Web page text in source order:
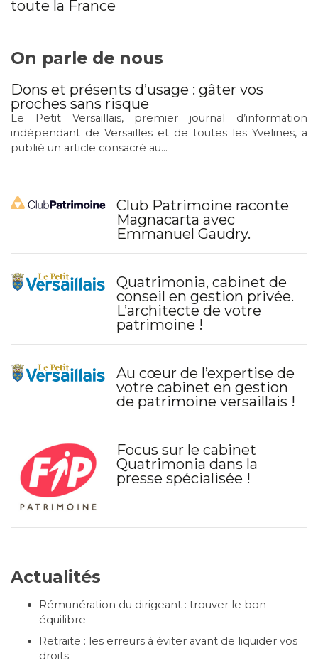
toute la France
On parle de nous
Dons et présents d’usage : gâter vos
proches sans risque
Le Petit Versaillais, premier journal d’information
indépendant de Versailles et de toutes les Yvelines, a
publié un article consacré au...
Club Patrimoine raconte
Magnacarta avec
Emmanuel Gaudry.
Quatrimonia, cabinet de
conseil en gestion privée.
L’architecte de votre
patrimoine !
Au cœur de l’expertise de
votre cabinet en gestion
de patrimoine versaillais !
Focus sur le cabinet
Quatrimonia dans la
presse spécialisée !
Actualités
Rémunération du dirigeant : trouver le bon
équilibre
Retraite : les erreurs à éviter avant de liquider vos
droits